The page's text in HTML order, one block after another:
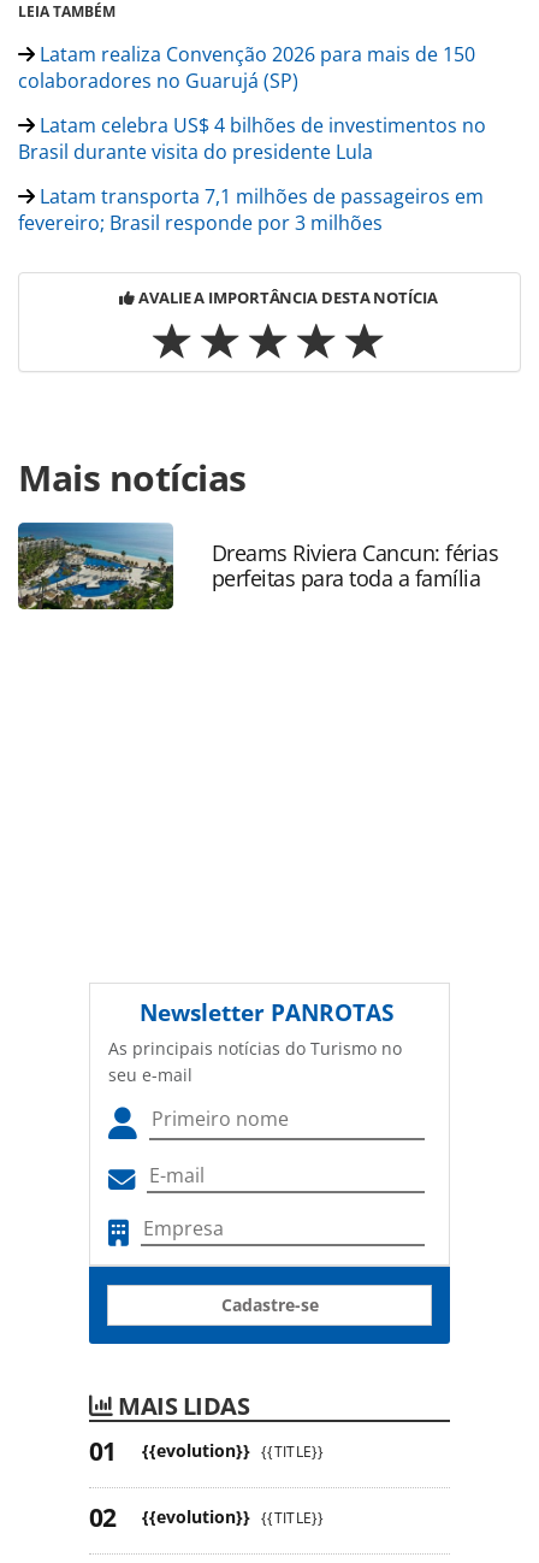
LEIA TAMBÉM
Latam realiza Convenção 2026 para mais de 150
colaboradores no Guarujá (SP)
Latam celebra US$ 4 bilhões de investimentos no
Brasil durante visita do presidente Lula
Latam transporta 7,1 milhões de passageiros em
fevereiro; Brasil responde por 3 milhões
AVALIE A IMPORTÂNCIA DESTA NOTÍCIA
https://www.panrotas.com.br/aviacao/empresas/2026/03/
e-premiada-como-a-aerea-mais-pontual-do-brasil-e-
destaque-em-acessibilidade_227095.html ou as
ferramentas oferecidas na página. Todo o conteúdo
produzido pela PANROTAS Editora é protegido pela
legislação brasileira sobre direito autoral. Não reproduza o
Mais notícias
Dreams Riviera Cancun: férias
perfeitas para toda a família
Newsletter PANROTAS
As principais notícias do Turismo no
seu e-mail
Cadastre-se
MAIS LIDAS
{{evolution}} {{TITLE}}
{{evolution}} {{TITLE}}